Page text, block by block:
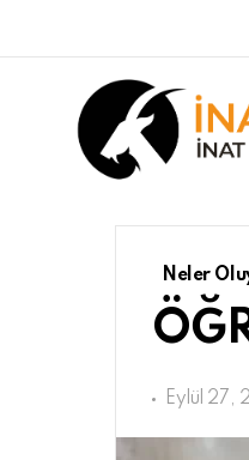
Neler
Eylül 27,